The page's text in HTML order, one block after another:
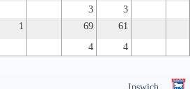
3
3
1 69
61
4 4